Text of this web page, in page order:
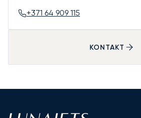
+371 64 909 115
KONTAKT